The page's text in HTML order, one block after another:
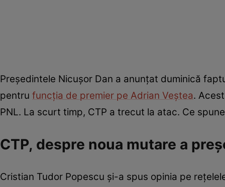
Președintele Nicușor Dan a anunțat duminică
pentru funcția de premier pe Adrian Veștea.
PNL. La scurt timp, CTP a trecut la atac. Ce
CTP, despre noua mutare a
Cristian Tudor Popescu și-a spus opinia pe